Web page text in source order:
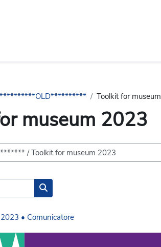
**********OLD********** Toolkit for
museum 2023
Search courses
• Comunicatore